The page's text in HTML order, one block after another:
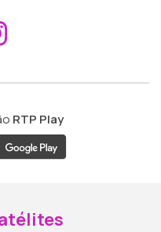
ao
RTP Play